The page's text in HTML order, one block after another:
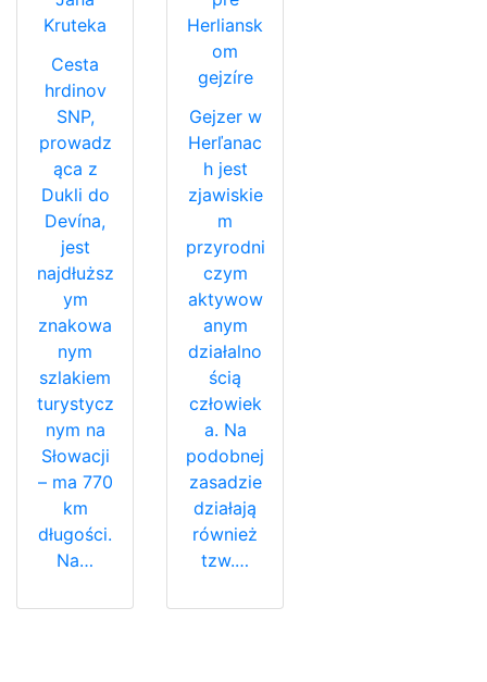
Kruteka
Cesta
hrdinov
SNP,
prowadz
ąca z
Dukli do
Devína,
jest
najdłuższ
ym
znakowa
nym
szlakiem
turystycz
nym na
Słowacji
– ma 770
km
długości.
Na…
Herliansk
om
gejzíre
Gejzer w
Herľanac
h jest
zjawiskie
m
przyrodni
czym
aktywow
anym
działalno
ścią
człowiek
a. Na
podobnej
zasadzie
działają
również
tzw.…